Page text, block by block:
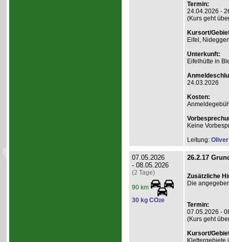
Termin:
24.04.2026 -
(Kurs geht
Kursort/
Eifel,
Unterkunft:
Eifelhütte in
24.03.2026
Kosten:
Keine
Leitung:
07.05.2026
- 08.05.2026
(2 Tage)
90 km
30 kg CO2e
26.2.17
Zusätzliche
Die
Termin:
07.05.2026 -
(Kurs geht
Kursort/
Klettergebiete